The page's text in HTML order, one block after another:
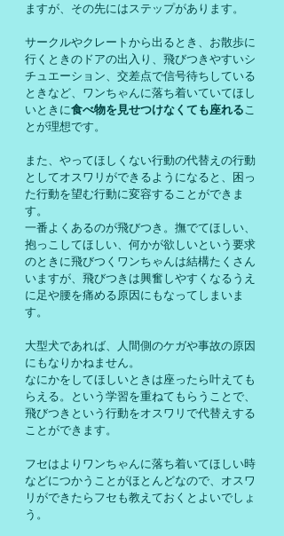
ますが、その先にはステップがあります。
サークルやクレートから出るとき、お散歩に
行くときのドアの出入り、飛びつきやすいシ
チュエーション、交差点で信号待ちしている
ときなど、ワンちゃんに落ち着いていてほし
いときに食べ物を見せつけなくても座れる こ
とが理想です。
また、やってほしくない行動の代替えの行動
としてオスワリができるようになると、困っ
た行動を望む行動に変容することができま
す。
一番よくあるのが飛びつき。撫でてほしい、
抱っこしてほしい、何かが欲しいという要求
のときに飛びつくワンちゃんは結構たくさん
いますが、飛びつきは興奮しやすくなるうえ
に足や腰を痛める原因にもなってしまいま
す。
大型犬であれば、人間側のケガや事故の原因
にもなりかねません。
なにかをしてほしいときは座ったら叶えても
らえる。という学習を重ねてもらうことで、
飛びつきという行動をオスワリで代替えする
ことができます。
フセはよりワンちゃんに落ち着いてほしい時
などにつかうことがほとんどなので、オスワ
リができたらフセも教えておくとよいでしょ
う。